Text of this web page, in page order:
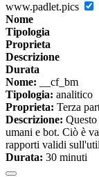
www.padlet.pics
Nome
Tipologia
Proprieta
Descrizione
Durata
Nome: __cf_bm
Tipologia: analitico
Proprieta: Terza
Descrizione:
umani e bot. Ciò è
rapporti validi
Durata: 30 minuti